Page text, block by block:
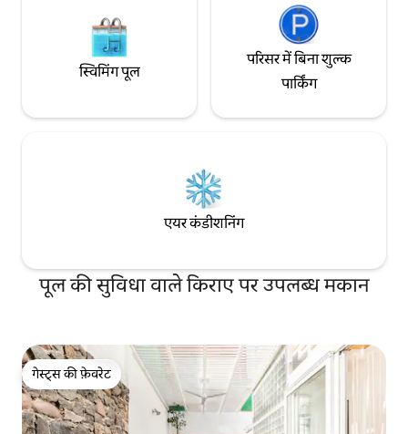
स्विमिंग पूल
परिसर में बिना शुल्क
पार्किंग
एयर कंडीशनिंग
पूल की सुविधा वाले किराए पर उपलब्ध मकान
गेस्ट्स की फ़ेवरेट
गेस्ट्स की फ़ेवरेट